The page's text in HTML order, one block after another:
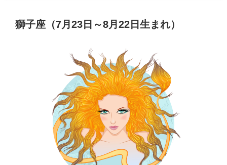
獅子座（7月23日～8月22日生まれ）